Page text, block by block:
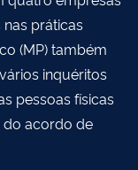
práticas
(MP) também
inquéritos
pessoas físicas
do acordo de